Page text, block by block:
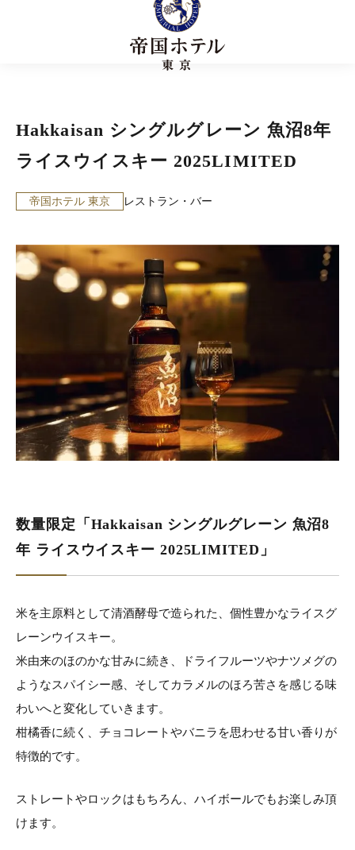
Hakkaisan シングルグレーン 魚沼8年
ライスウイスキー 2025LIMITED
帝国ホテル 東京 レストラン・バー
数量限定「Hakkaisan シングルグレーン 魚沼8
年 ライスウイスキー 2025LIMITED」
米を主原料として清酒酵母で造られた、個性豊かなライスグ
レーンウイスキー。
米由来のほのかな甘みに続き、ドライフルーツやナツメグの
ようなスパイシー感、そしてカラメルのほろ苦さを感じる味
わいへと変化していきます。
柑橘香に続く、チョコレートやバニラを思わせる甘い香りが
特徴的です。
ストレートやロックはもちろん、ハイボールでもお楽しみ頂
けます。